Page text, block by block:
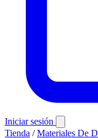
Iniciar sesión
Tienda / Materiales De